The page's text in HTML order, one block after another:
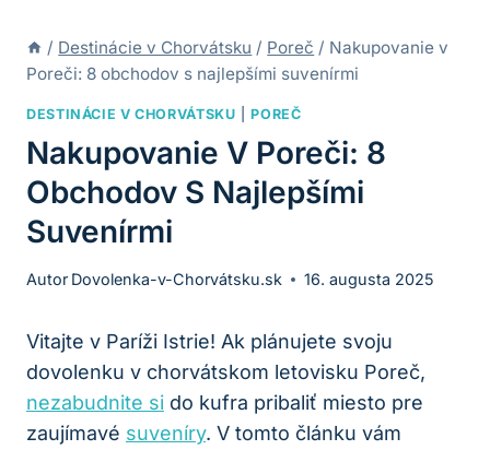
/ Destinácie v Chorvátsku / Poreč / Nakupovanie v
Poreči: 8 obchodov s najlepšími suvenírmi
DESTINÁCIE V CHORVÁTSKU |POREČ
Nakupovanie V Poreči: 8
Obchodov S Najlepšími
Suvenírmi
Autor Dovolenka-v-Chorvátsku.sk 16. augusta 2025
Vitajte v Paríži Istrie! Ak plánujete svoju
dovolenku v chorvátskom letovisku Poreč,
nezabudnite si do kufra pribaliť miesto pre
zaujímavé suveníry. V tomto článku vám